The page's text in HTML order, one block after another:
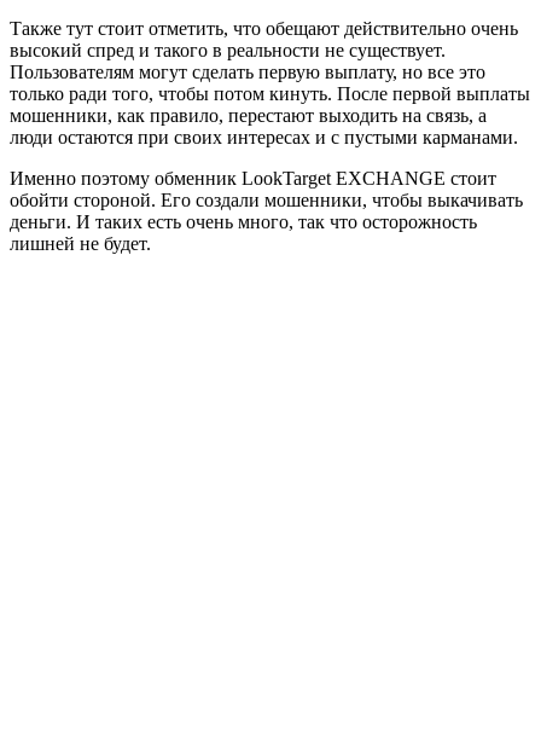
Также тут стоит отметить, что обещают действительно очень
высокий спред и такого в реальности не существует.
Пользователям могут сделать первую выплату, но все это
только ради того, чтобы потом кинуть. После первой выплаты
мошенники, как правило, перестают выходить на связь, а
люди остаются при своих интересах и с пустыми карманами.
Именно поэтому обменник LookTarget EXCHANGE стоит
обойти стороной. Его создали мошенники, чтобы выкачивать
деньги. И таких есть очень много, так что осторожность
лишней не будет.